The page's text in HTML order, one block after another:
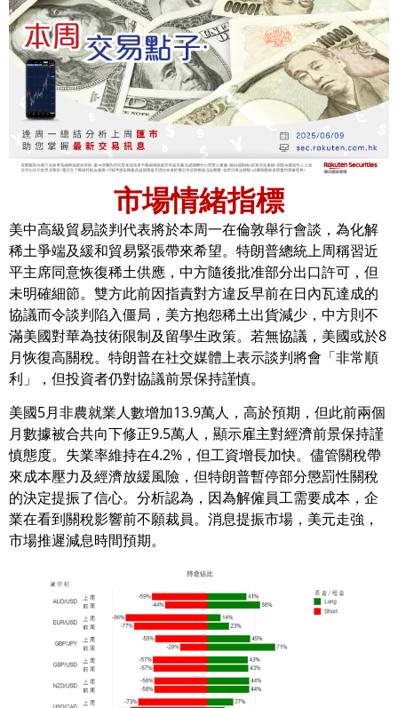
市場情緒指標
美中高級貿易談判代表將於本周一在倫敦舉行會談，為化解
稀土爭端及緩和貿易緊張帶來希望。特朗普總統上周稱習近
平主席同意恢復稀土供應，中方隨後批准部分出口許可，但
未明確細節。雙方此前因指責對方違反早前在日內瓦達成的
協議而令談判陷入僵局，美方抱怨稀土出貨減少，中方則不
滿美國對華為技術限制及留學生政策。若無協議，美國或於8
月恢復高關稅。特朗普在社交媒體上表示談判將會「非常順
利」，但投資者仍對協議前景保持謹慎。
美國5月非農就業人數增加13.9萬人，高於預期，但此前兩個
月數據被合共向下修正9.5萬人，顯示雇主對經濟前景保持謹
慎態度。失業率維持在4.2%，但工資增長加快。儘管關稅帶
來成本壓力及經濟放緩風險，但特朗普暫停部分懲罰性關稅
的決定提振了信心。分析認為，因為解僱員工需要成本，企
業在看到關稅影響前不願裁員。消息提振市場，美元走強，
市場推遲減息時間預期。